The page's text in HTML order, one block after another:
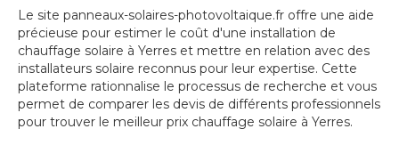
Le site panneaux-solaires-photovoltaique.fr offre une aide
précieuse pour estimer le coût d'une installation de
chauffage solaire à Yerres et mettre en relation avec des
installateurs solaire reconnus pour leur expertise. Cette
plateforme rationnalise le processus de recherche et vous
permet de comparer les devis de différents professionnels
pour trouver le meilleur prix chauffage solaire à Yerres.